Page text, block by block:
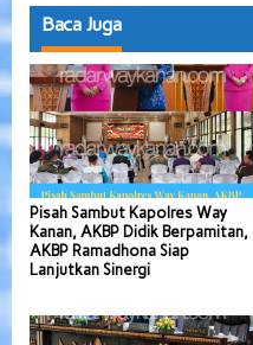
Baca Juga
Pisah Sambut Kapolres Way
Kanan, AKBP Didik Berpamitan,
AKBP Ramadhona Siap
Lanjutkan Sinergi